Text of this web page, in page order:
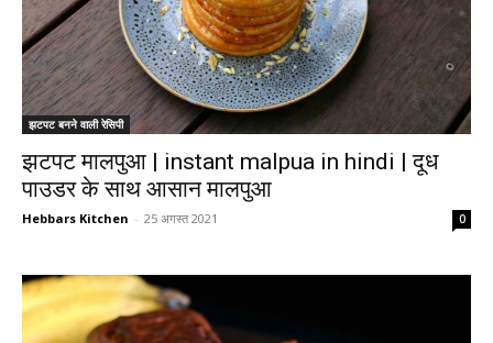
झटपट बनने वाली रेसिपी
झटपट मालपुआ | instant malpua in hindi | दूध
पाउडर के साथ आसान मालपुआ
Hebbars Kitchen - 25 अगस्त 2021 0